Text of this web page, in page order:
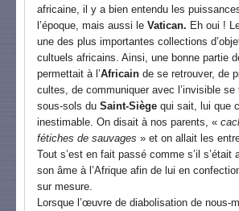
africaine, il y a bien entendu les
l’époque, mais aussi le Vatican. Eh oui !
une des plus importantes collections
cultuels africains. Ainsi, une bonne partie
permettait à l’Africain de se retrouver, de
cultes, de communiquer avec l’invisible se
sous-sols du Saint-Siège qui sait, lui que
inestimable. On disait à nos parents, «
fétiches de sauvages » et on allait les
Tout s’est en fait passé comme s’il s’était
son âme à l’Afrique afin de lui en
sur mesure.
Lorsque l’œuvre de diabolisation de nous-